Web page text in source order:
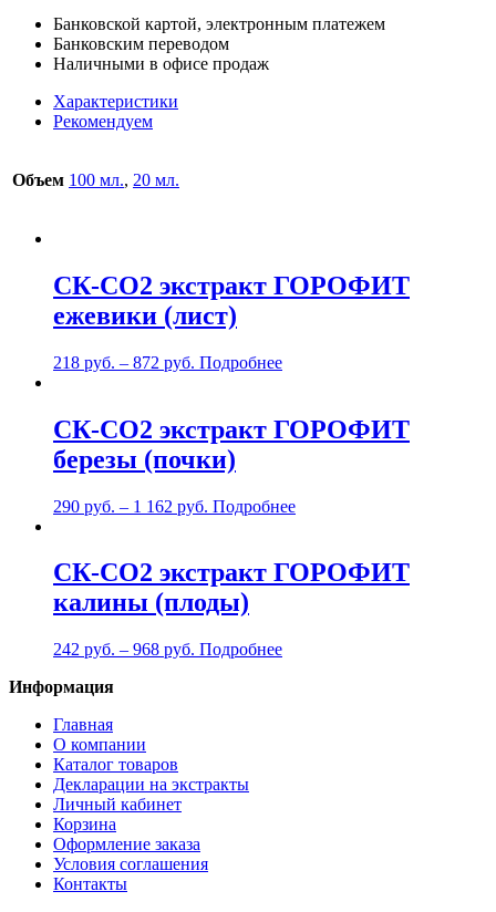
Банковской картой, электронным платежем
Банковским переводом
Наличными в офисе продаж
Характеристики
Рекомендуем
Объем 100 мл., 20 мл.
СК-СО2 экстракт ГОРОФИТ
ежевики (лист)
218 руб. – 872 руб. Подробнее
СК-СО2 экстракт ГОРОФИТ
березы (почки)
290 руб. – 1 162 руб. Подробнее
СК-СО2 экстракт ГОРОФИТ
калины (плоды)
242 руб. – 968 руб. Подробнее
Информация
Главная
О компании
Каталог товаров
Декларации на экстракты
Личный кабинет
Корзина
Оформление заказа
Условия соглашения
Контакты